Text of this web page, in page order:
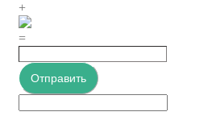
+
=
Отправить